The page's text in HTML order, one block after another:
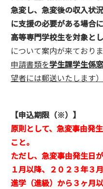
急変し、急変後の収入状
に支援の必要がある場合
高等専門学校生を対象と
について案内が来ておりま
申請書類を学生課学生係
望者には郵送いたします）
【申込期限（※）】
原則として、急変事由発
こと。
ただし、急変事由発生日
１月以降、 ２０２３年３
進学（進級）から３ヶ月